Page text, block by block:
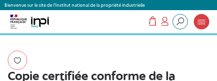
Bienvenue sur le site de l'Institut national de la propriété industrielle
Que recherchez-vous ?
Mon compte
Mon panier
Copie certifiée conforme de la
Panneau de gestion des cookies